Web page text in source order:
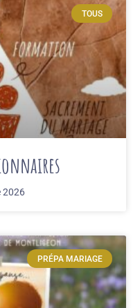
TOUS
2026
PRÉPA MARIAGE